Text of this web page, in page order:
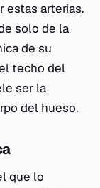
estas arterias.
solo de la
de su
techo del
ser la
del hueso.
que lo